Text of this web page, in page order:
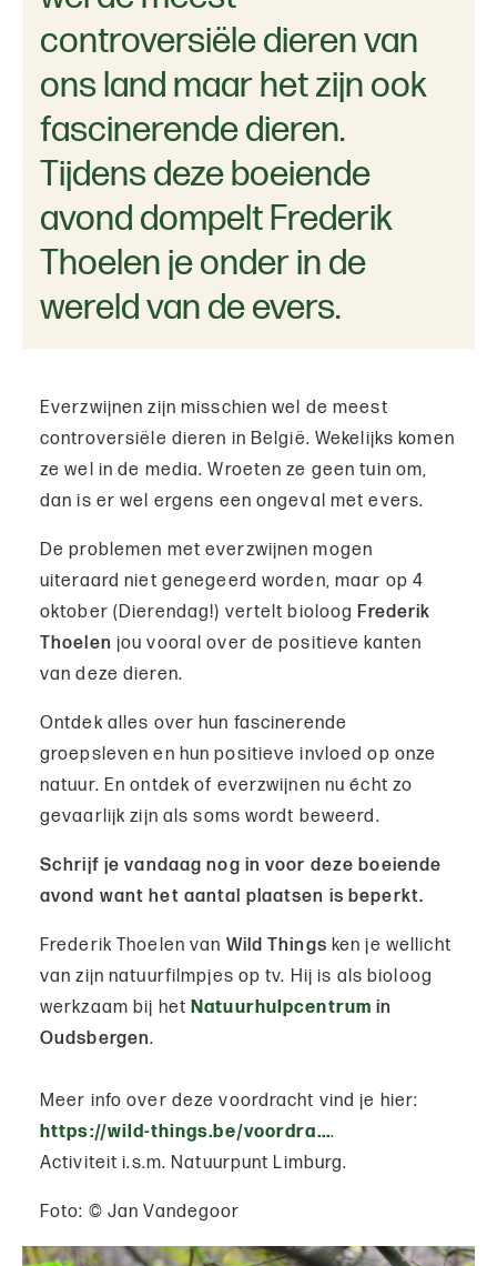
controversiële dieren van
ons land maar het zijn ook
fascinerende dieren.
Tijdens deze boeiende
avond dompelt Frederik
Thoelen je onder in de
wereld van de evers.
Everzwijnen zijn misschien wel de meest
controversiële dieren in België. Wekelijks komen
ze wel in de media. Wroeten ze geen tuin om,
dan is er wel ergens een ongeval met evers.
De problemen met everzwijnen mogen
uiteraard niet genegeerd worden, maar op 4
oktober (Dierendag!) vertelt bioloogFrederik
Thoelen jou vooral over de positieve kanten
van deze dieren.
Ontdek alles over hun fascinerende
groepsleven en hun positieve invloed op onze
natuur. En ontdek of everzwijnen nu écht zo
gevaarlijk zijn als soms wordt beweerd.
Schrijf je vandaag nog in voor deze boeiende
avond want het aantal plaatsen is beperkt.
Frederik Thoelen van Wild Things ken je wellicht
van zijn natuurfilmpjes op tv. Hij is als bioloog
werkzaam bij hetNatuurhulpcentrum in
Oudsbergen.
Meer info over deze voordracht vind je hier:
https://wild-things.be/voordra....
Activiteit i.s.m. Natuurpunt Limburg.
Foto: © Jan Vandegoor